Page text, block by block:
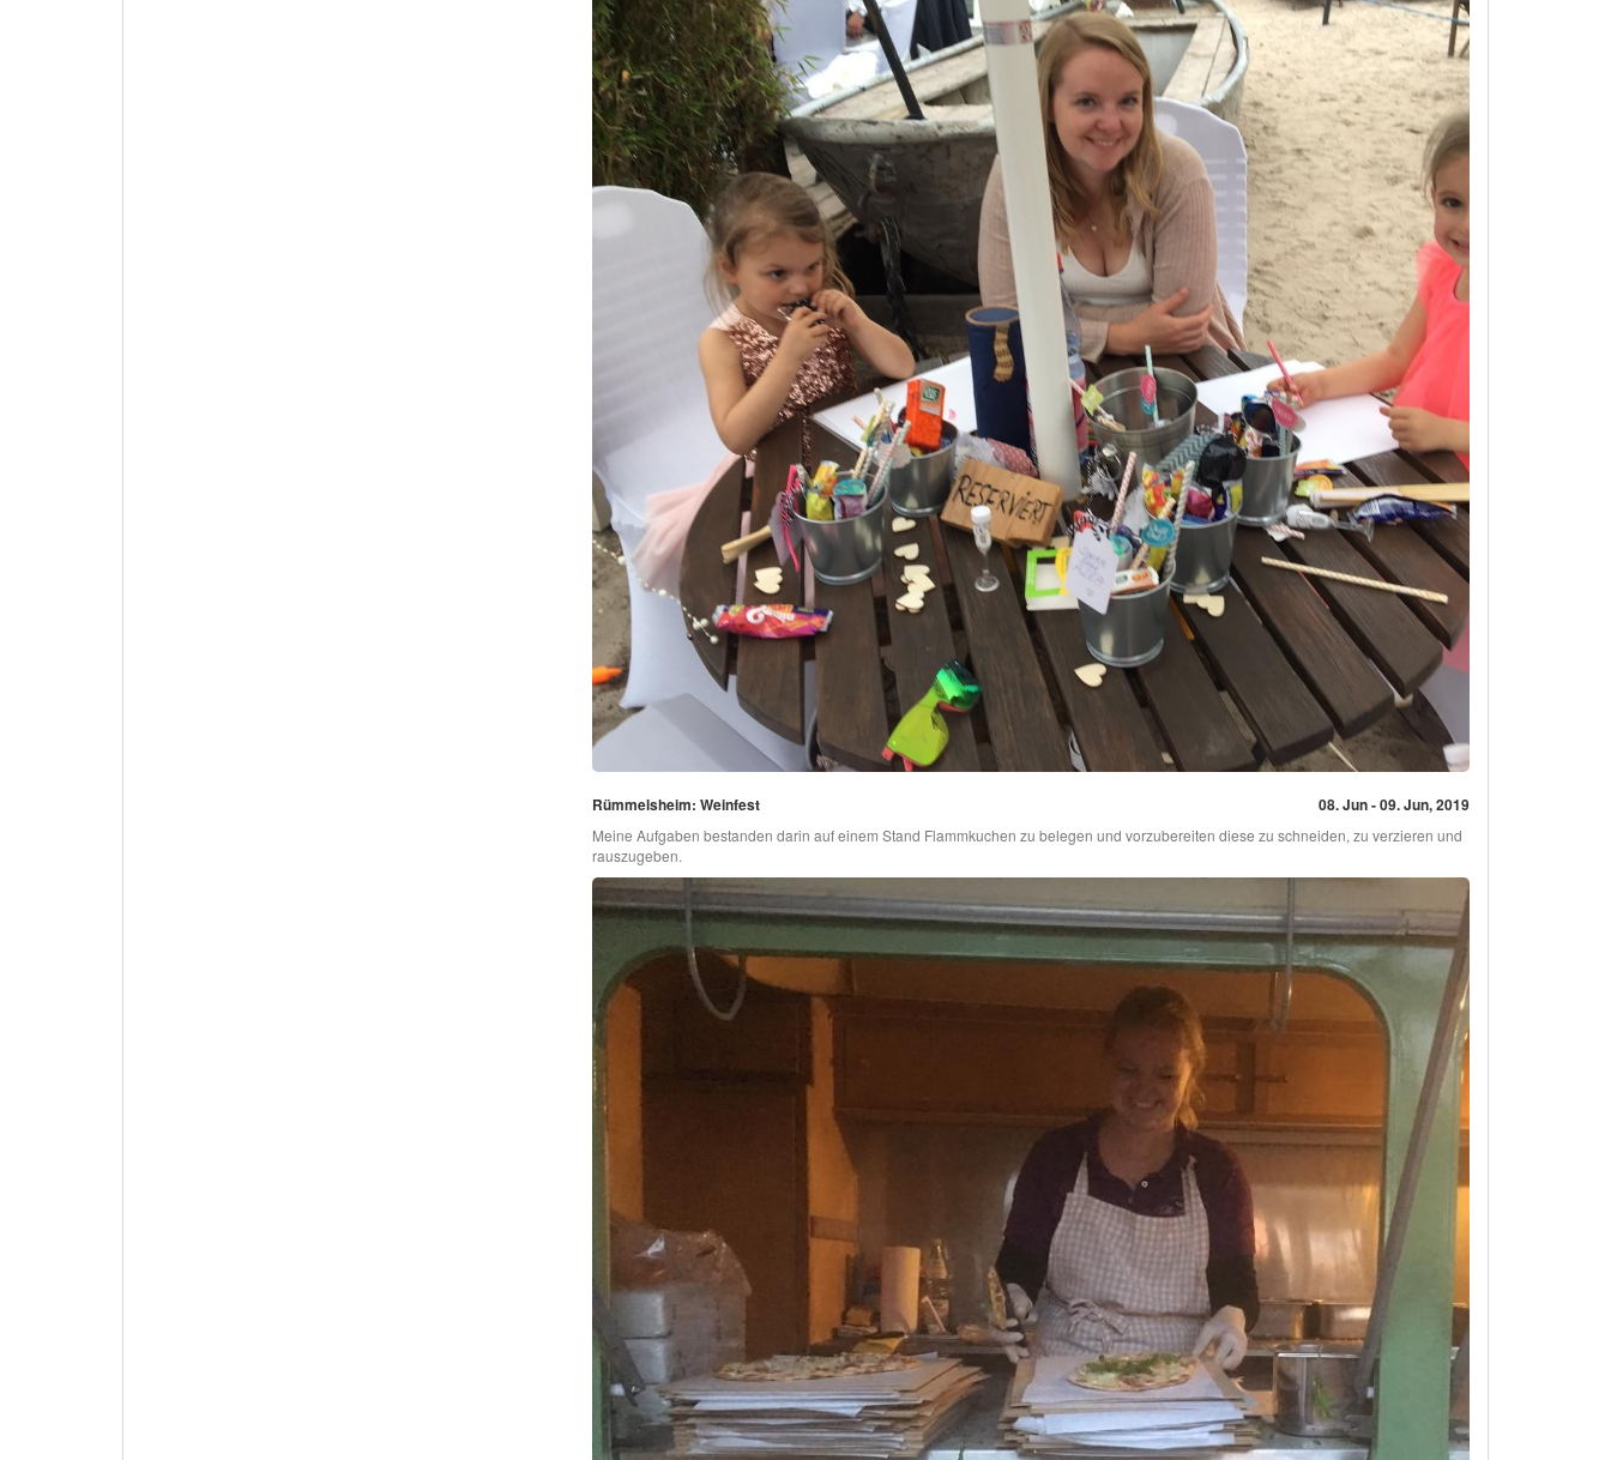
Rümmelsheim: Weinfest 08. Jun - 09. Jun, 2019
Meine Aufgaben bestanden darin auf einem Stand Flammkuchen zu belegen und vorzubereiten diese zu schneiden, zu verzieren und
rauszugeben.